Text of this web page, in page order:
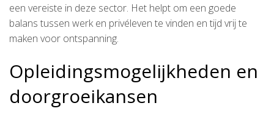
een vereiste in deze sector. Het helpt om een goede
balans tussen werk en privéleven te vinden en tijd vrij te
maken voor ontspanning.
Opleidingsmogelijkheden en
doorgroeikansen